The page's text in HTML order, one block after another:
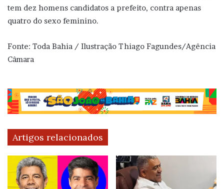
tem dez homens candidatos a prefeito, contra apenas
quatro do sexo feminino.
Fonte: Toda Bahia / Ilustração Thiago Fagundes/Agência
Câmara
Artigos relacionados